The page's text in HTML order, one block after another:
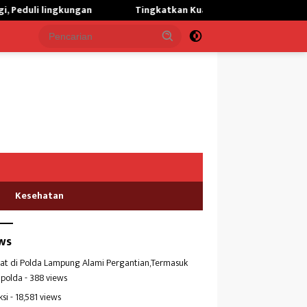
Tingkatkan Kualitas Kesehatan Masyarakat,Kilang Balongan
Kesehatan
di Polda Lampung Alami Pergantian,Termasuk
- 388 views
- 18,581 views